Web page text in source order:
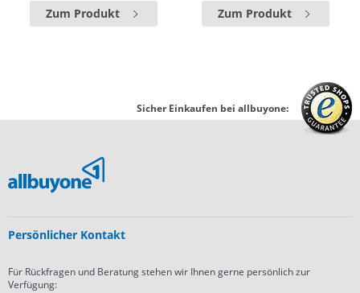
Zum Produkt Zum Produkt
Sicher Einkaufen bei allbuyone:
Persönlicher Kontakt
Für Rückfragen und Beratung stehen wir Ihnen gerne persönlich zur
Verfügung: